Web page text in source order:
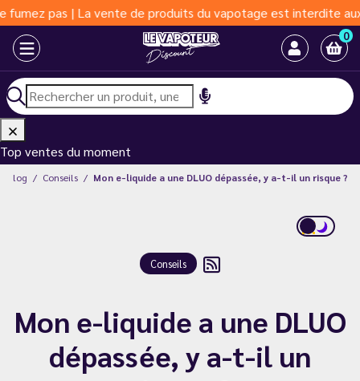
| La vente de produits du vapotage est interdite aux
0
Top ventes du moment
Blog Conseils Mon e-liquide a une DLUO dépassée, y a-t-il un risque ?
Conseils
Mon e-liquide a une DLUO
dépassée, y a-t-il un